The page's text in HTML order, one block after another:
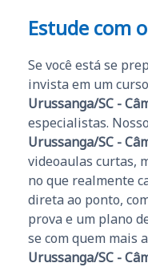
Estude com
Se você está se
invista em um
Urussanga/SC -
especialistas.
Urussanga/SC -
videoaulas curtas,
no que realmente
direta ao ponto,
prova e um plano
se com quem mais
Urussanga/SC -